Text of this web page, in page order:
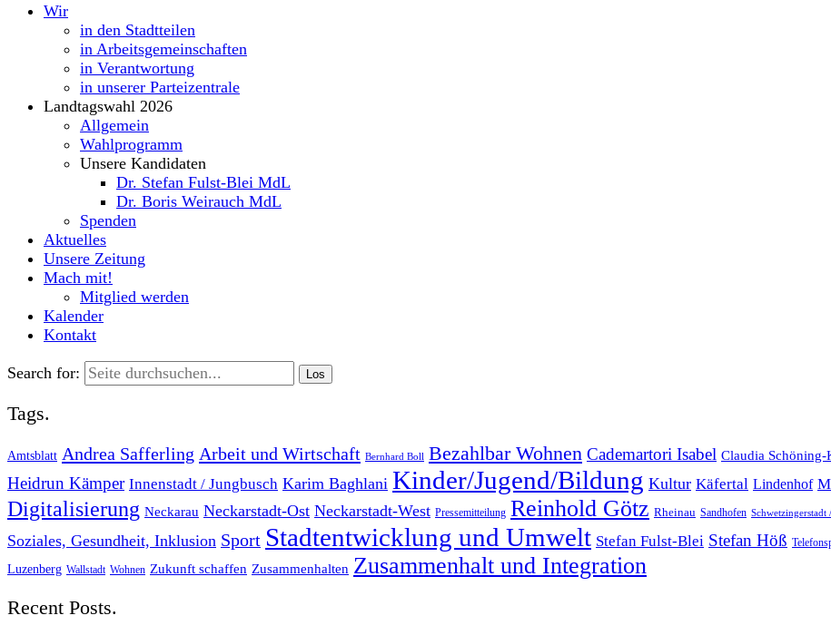
Wir
in den Stadtteilen
in Arbeitsgemeinschaften
in Verantwortung
in unserer Parteizentrale
Landtagswahl 2026
Allgemein
Wahlprogramm
Unsere Kandidaten
Dr. Stefan Fulst-Blei MdL
Dr. Boris Weirauch MdL
Spenden
Aktuelles
Unsere Zeitung
Mach mit!
Mitglied werden
Kalender
Kontakt
Search for:
Tags.
Amtsblatt Andrea Safferling Arbeit und Wirtschaft Bernhard Boll Bezahlbar Wohnen Cademartori Isabel Claudia Schöning-
Heidrun Kämper Innenstadt / Jungbusch Karim Baghlani Kinder/Jugend/Bildung Kultur Käfertal Lindenhof
Digitalisierung Neckarau Neckarstadt-Ost Neckarstadt-West Pressemitteilung Reinhold Götz Rheinau Sandhofen Schwetzingerstadt
Soziales, Gesundheit, Inklusion Sport Stadtentwicklung und Umwelt Stefan Fulst-Blei Stefan Höß
Luzenberg Wallstadt Wohnen Zukunft schaffen Zusammenhalten Zusammenhalt und Integration
Recent Posts.